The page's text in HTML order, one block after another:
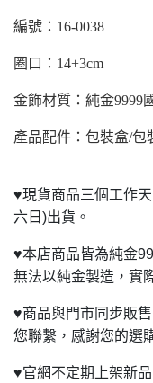
編號：16-0038
圈口：14+3cm
金飾材質：純金9999
產品配件：包裝盒/包
♥現貨商品三個工作
六日)出貨。
♥本店商品皆為純金
無法以純金製造，實
♥商品與門市同步販
您聯繫，感謝您的選
♥官網不定期上架新